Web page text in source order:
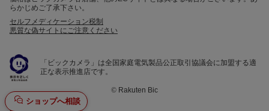
ショップへ相談
らかじめご了承下さい。
セルフメディケーション税制
悪質な偽サイトにご注意ください
「ビックカメラ」は全国家庭電気製品公正取引協議会に加盟する適
正な表示推進店です。
© Rakuten Bic